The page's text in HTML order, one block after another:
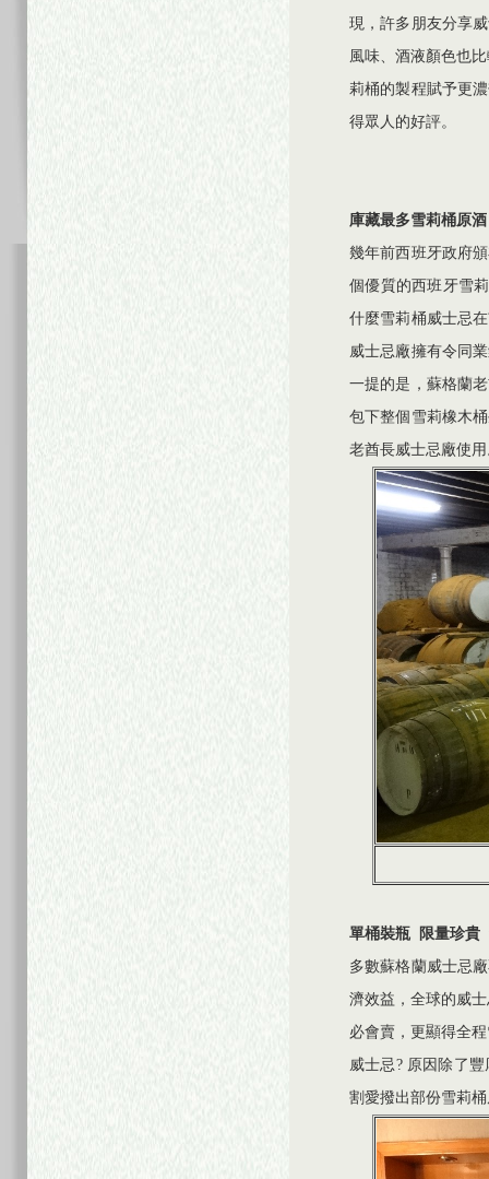
現，許多朋友分享
風味、酒液顏色也
莉桶的製程賦予更
得眾人的好評。
庫藏最多雪莉桶原酒
幾年前西班牙政府
個優質的西班牙雪
什麼雪莉桶威士忌
威士忌廠擁有令同
一提的是，蘇格蘭
包下整個雪莉橡木
老酋長威士忌廠使
單桶裝瓶
限量珍貴
多數蘇格蘭威士忌
濟效益，全球的威
必會賣，更顯得全
威士忌? 原因除了
割愛撥出部份雪莉